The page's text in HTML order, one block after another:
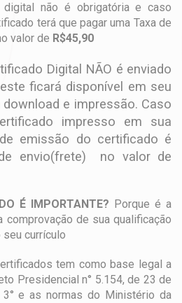
não é obrigatória e caso
terá que pagar uma Taxa de
valor de R$45,90
Digital NÃO é enviado
ficará disponível em seu
e impressão. Caso
impresso em sua
emissão do certificado é
envio(frete) no valor de
É IMPORTANTE? Porque é a
comprovação de sua qualificação
currículo
tem como base legal a
Presidencial n° 5.154, de 23 de
e as normas do Ministério da